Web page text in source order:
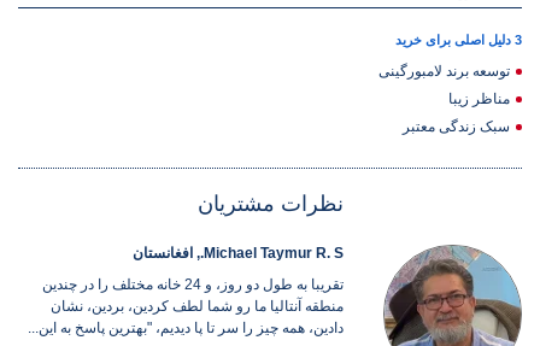
3 دلیل اصلی برای خرید
توسعه برند لامبورگینی
مناظر زیبا
سبک زندگی معتبر
نظرات مشتریان
Michael Taymur R. S., افغانستان
تقریبا به طول دو روز، و 24 خانه مختلف را در چندین
منطقه آنتالیا ما رو شما لطف کردین، بردین، نشان
دادین، همه چیز را سر تا پا دیدیم، "بهترین پاسخ به این...